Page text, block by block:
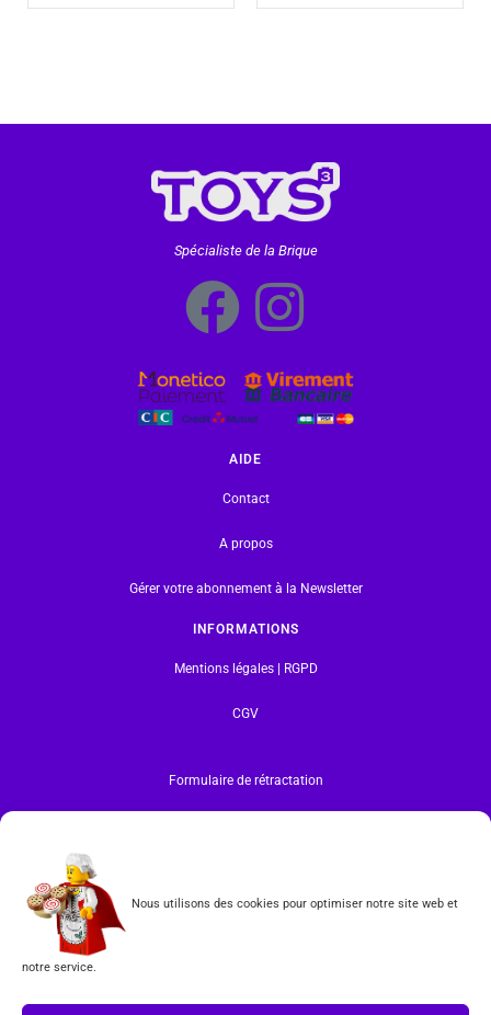
Nous utilisons des cookies pour optimiser notre site web et
notre service.
Spécialiste de la Brique
AIDE
Contact
A propos
Gérer votre abonnement à la Newsletter
INFORMATIONS
Mentions légales | RGPD
CGV
Formulaire de rétractation
en restent les propriétaires. Tous droits réservés.
INSCRIPTION À LA NEWSLETTER